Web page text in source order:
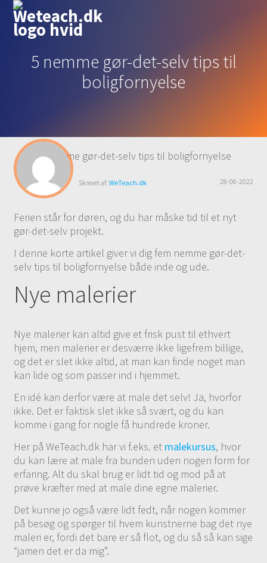
5 nemme gør-det-selv tips til
boligfornyelse
Skrevet af:WeTeach.dk 28-06-2022
Ferien står for døren, og du har måske tid til et nyt
gør-det-selv projekt.
I denne korte artikel giver vi dig fem nemme gør-det-
selv tips til boligfornyelse både inde og ude.
Nye malerier
Nye malerier kan altid give et frisk pust til ethvert
hjem, men malerier er desværre ikke ligefrem billige,
og det er slet ikke altid, at man kan finde noget man
kan lide og som passer ind i hjemmet.
En idé kan derfor være at male det selv! Ja, hvorfor
ikke. Det er faktisk slet ikke så svært, og du kan
komme i gang for nogle få hundrede kroner.
Her på WeTeach.dk har vi f.eks. et malekursus, hvor
du kan lære at male fra bunden uden nogen form for
erfaring. Alt du skal brug er lidt tid og mod på at
prøve kræfter med at male dine egne malerier.
Det kunne jo også være lidt fedt, når nogen kommer
på besøg og spørger til hvem kunstnerne bag det nye
maleri er, fordi det bare er så flot, og du så så kan sige
“jamen det er da mig”.